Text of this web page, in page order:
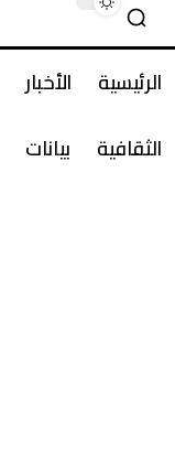
الرئيسية الأخبار
الثقافية
بيانات